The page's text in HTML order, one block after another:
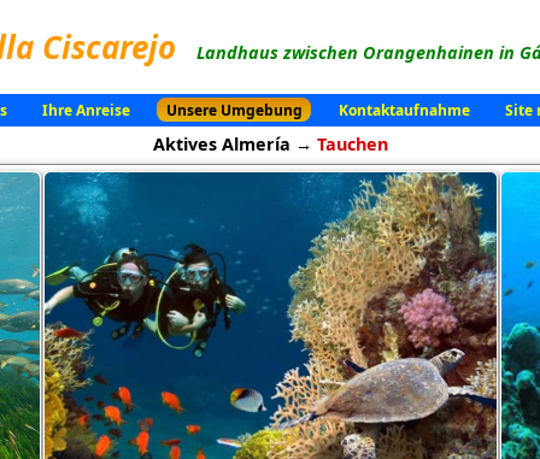
Ciscarejo Landhaus zwischen Orangenhainen in
Ihre Anreise Unsere Umgebung Kontaktaufnahme Site
Aktives Almería → Tauchen